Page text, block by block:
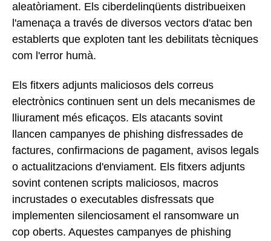
aleatòriament. Els ciberdelinqüents distribueixen
l'amenaça a través de diversos vectors d'atac ben
establerts que exploten tant les debilitats tècniques
com l'error humà.
Els fitxers adjunts maliciosos dels correus
electrònics continuen sent un dels mecanismes de
lliurament més eficaços. Els atacants sovint
llancen campanyes de phishing disfressades de
factures, confirmacions de pagament, avisos legals
o actualitzacions d'enviament. Els fitxers adjunts
sovint contenen scripts maliciosos, macros
incrustades o executables disfressats que
implementen silenciosament el ransomware un
cop oberts. Aquestes campanyes de phishing